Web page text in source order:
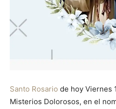
Santo Rosario de hoy Viernes
Misterios Dolorosos, en el